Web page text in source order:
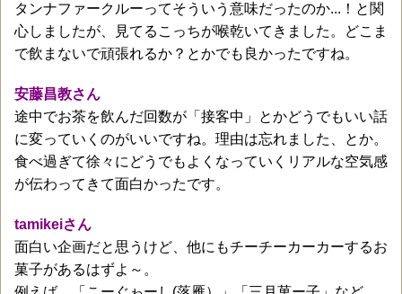
タンナファークルーってそういう意味だったのか...！と関
心しましたが、見てるこっちが喉乾いてきました。どこま
で飲まないで頑張れるか？とかでも良かったですね。
安藤昌教さん
途中でお茶を飲んだ回数が「接客中」とかどうでもいい話
に変っていくのがいいですね。理由は忘れました、とか。
食べ過ぎて徐々にどうでもよくなっていくリアルな空気感
が伝わってきて面白かったです。
tamikeiさん
面白い企画だと思うけど、他にもチーチーカーカーするお
菓子があるはずよ～。